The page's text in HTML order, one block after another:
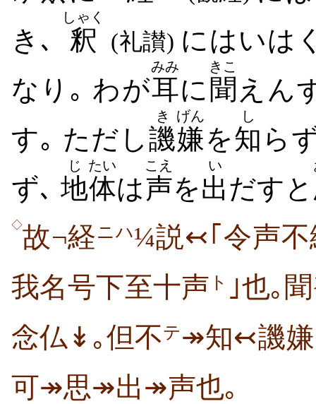
き､
釈
しゃく
(礼讃) にはいは
なり｡ わが耳
みみ
に 聞
きこ
えん
す｡ ただし譏
き
嫌
げん
を知
し
ら
ず､ 地
じ
体
たい
は声
こえ
を出
い
だすと
◇故¬経ニハ¼説↢｢令声不
我名号下至十声 ト ｣也｡聞
念仏↡｡但不テ↠知↢譏
可↠思↠出↠声也｡